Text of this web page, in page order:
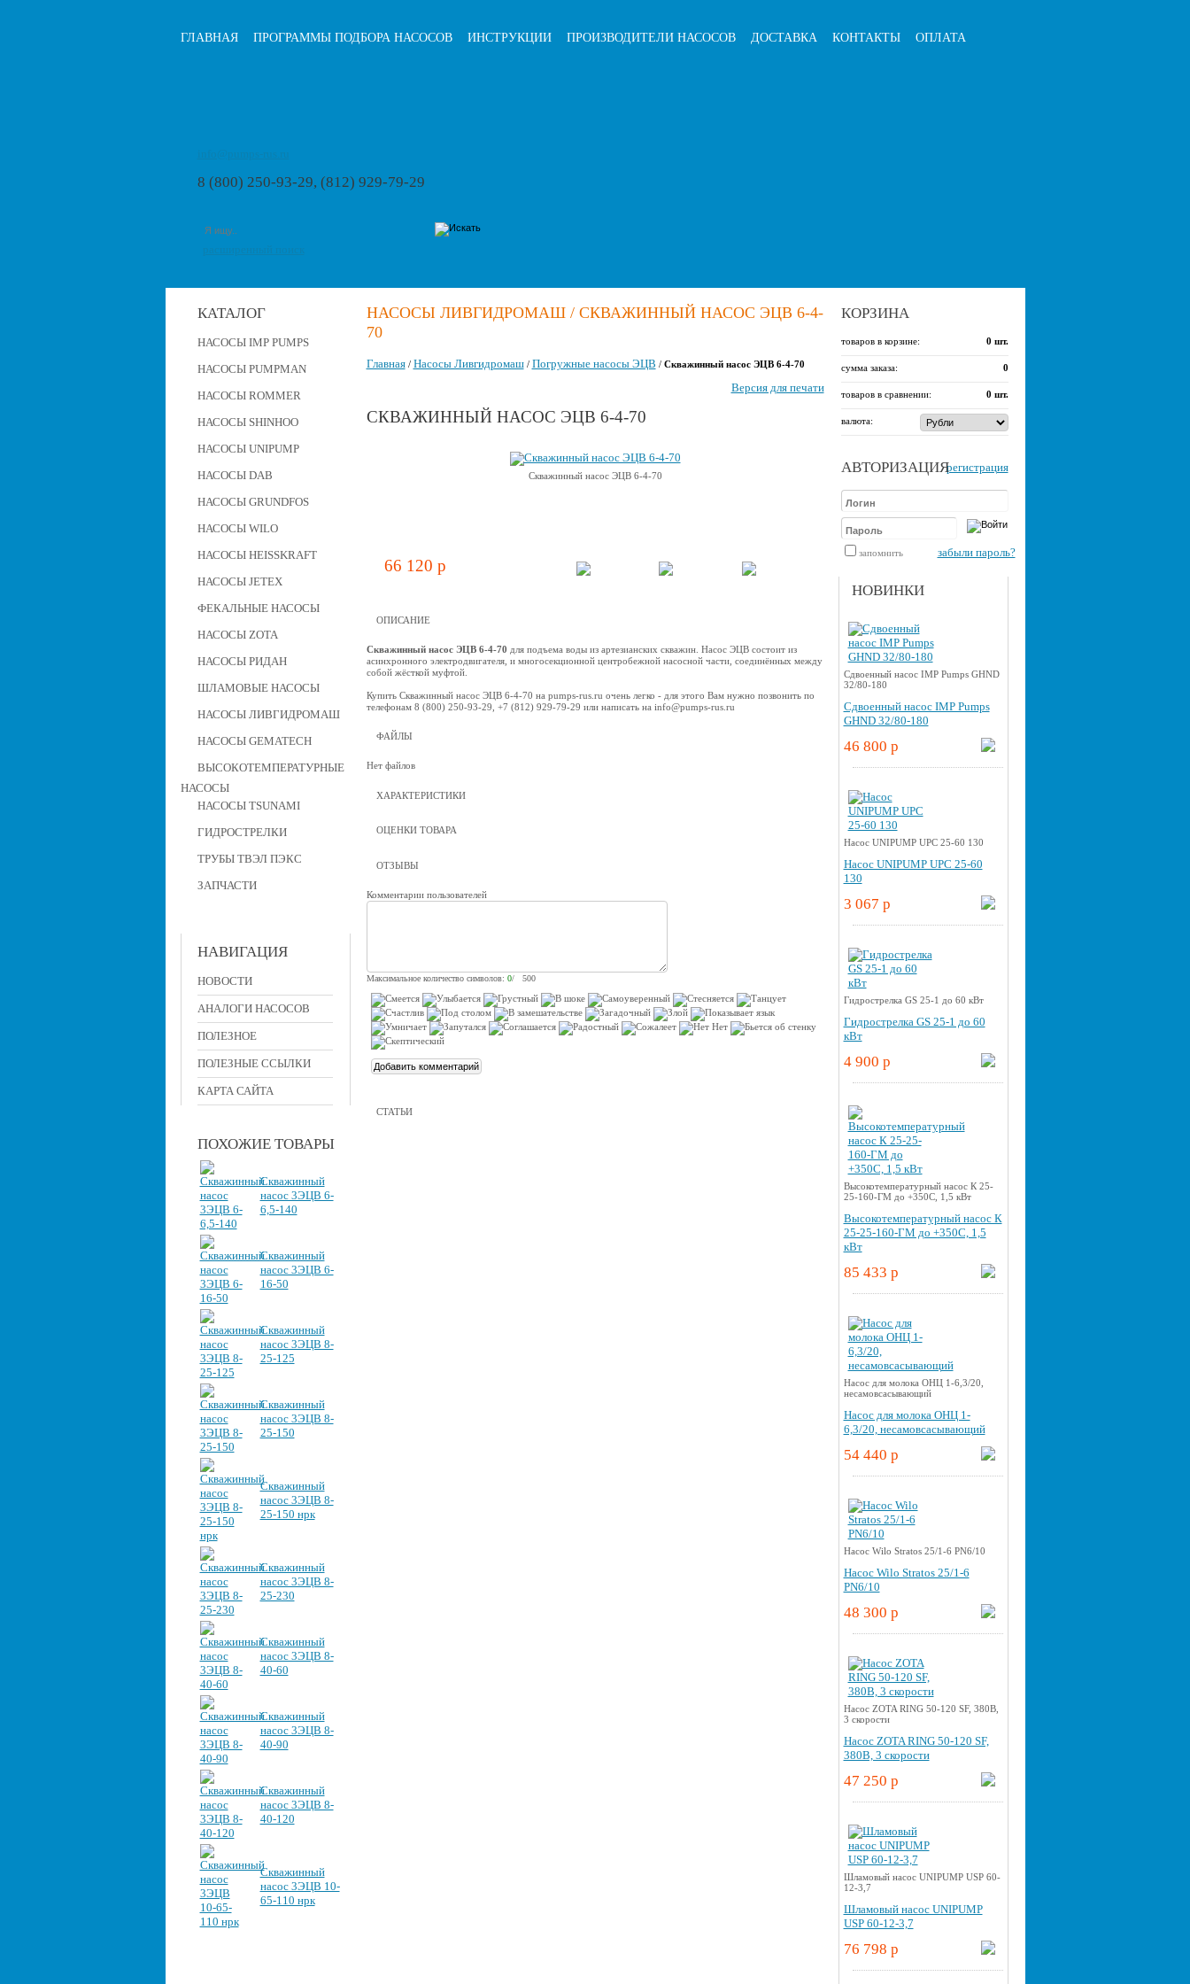
ГЛАВНАЯ ПРОГРАММЫ ПОДБОРА НАСОСОВ ИНСТРУКЦИИ ПРОИЗВОДИТЕЛИ НАСОСОВ ДОСТАВКА КОНТАКТЫ ОПЛАТА
8 (800) 250-93-29, (812) 929-79-29
КАТАЛОГ
НАСОСЫ IMP PUMPS
НАСОСЫ PUMPMAN
НАСОСЫ ROMMER
НАСОСЫ SHINHOO
НАСОСЫ UNIPUMP
НАСОСЫ DAB
НАСОСЫ GRUNDFOS
НАСОСЫ WILO
НАСОСЫ HEISSKRAFT
НАСОСЫ JETEX
ФЕКАЛЬНЫЕ НАСОСЫ
НАСОСЫ ZOTA
НАСОСЫ РИДАН
ШЛАМОВЫЕ НАСОСЫ
НАСОСЫ ЛИВГИДРОМАШ
НАСОСЫ GEMATECH
ВЫСОКОТЕМПЕРАТУРНЫЕ
НАСОСЫ
НАСОСЫ TSUNAMI
ГИДРОСТРЕЛКИ
ТРУБЫ ТВЭЛ ПЭКС
ЗАПЧАСТИ
НАВИГАЦИЯ
НОВОСТИ
АНАЛОГИ НАСОСОВ
ПОЛЕЗНОЕ
ПОЛЕЗНЫЕ ССЫЛКИ
КАРТА САЙТА
ПОХОЖИЕ ТОВАРЫ
Скважинный
насос 3ЭЦВ 6-
6,5-140
Скважинный
насос 3ЭЦВ 6-
16-50
Скважинный
насос 3ЭЦВ 8-
25-125
Скважинный
насос 3ЭЦВ 8-
25-150
Скважинный
насос 3ЭЦВ 8-
25-150 нрк
Скважинный
насос 3ЭЦВ 8-
25-230
Скважинный
насос 3ЭЦВ 8-
40-60
Скважинный
насос 3ЭЦВ 8-
40-90
Скважинный
насос 3ЭЦВ 8-
40-120
Скважинный
насос 3ЭЦВ 10-
65-110 нрк
КОРЗИНА
товаров в корзине: 0 шт.
сумма заказа: 0
товаров в сравнении: 0 шт.
валюта:
АВТОРИЗАЦИЯрегистрация
запомнить забыли пароль?
НОВИНКИ
Cдвоенный насос IMP Pumps GHND
32/80-180
Cдвоенный насос IMP Pumps
GHND 32/80-180
46 800 p
Насос UNIPUMP UPС 25-60 130
Насос UNIPUMP UPС 25-60
130
3 067 p
Гидрострелка GS 25-1 до 60 кВт
Гидрострелка GS 25-1 до 60
кВт
4 900 p
Высокотемпературный насос К 25-
25-160-ГМ до +350С, 1,5 кВт
Высокотемпературный насос К
25-25-160-ГМ до +350С, 1,5
кВт
85 433 p
Насос для молока ОНЦ 1-6,3/20,
несамовсасывающий
Насос для молока ОНЦ 1-
6,3/20, несамовсасывающий
54 440 p
Насос Wilo Stratos 25/1-6 PN6/10
Насос Wilo Stratos 25/1-6
PN6/10
48 300 p
Насос ZOTA RING 50-120 SF, 380В,
3 скорости
Насос ZOTA RING 50-120 SF,
380В, 3 скорости
47 250 p
Шламовый насос UNIPUMP USP 60-
12-3,7
Шламовый насос UNIPUMP
USP 60-12-3,7
76 798 p
НАСОСЫ ЛИВГИДРОМАШ / СКВАЖИННЫЙ НАСОС ЭЦВ 6-4-
70
Главная/ Насосы Ливгидромаш/ Погружные насосы ЭЦВ / Скважинный насос ЭЦВ 6-4-70
Версия для печати
СКВАЖИННЫЙ НАСОС ЭЦВ 6-4-70
Скважинный насос ЭЦВ 6-4-70
66 120 p
ОПИСАНИЕ
Скважинный насос ЭЦВ 6-4-70 для подъема воды из артезианских скважин. Насос ЭЦВ состоит из
асинхронного электродвигателя, и многосекционной центробежной наcосной части, соединённых между
собой жёсткой муфтой.
Купить Скважинный насос ЭЦВ 6-4-70 на pumps-rus.ru очень легко - для этого Вам нужно позвонить по
телефонам 8 (800) 250-93-29, +7 (812) 929-79-29 или написать на info@pumps-rus.ru
ФАЙЛЫ
Нет файлов
ХАРАКТЕРИСТИКИ
ОЦЕНКИ ТОВАРА
ОТЗЫВЫ
Комментарии пользователей
Максимальное количество символов: 0/ 500
СТАТЬИ